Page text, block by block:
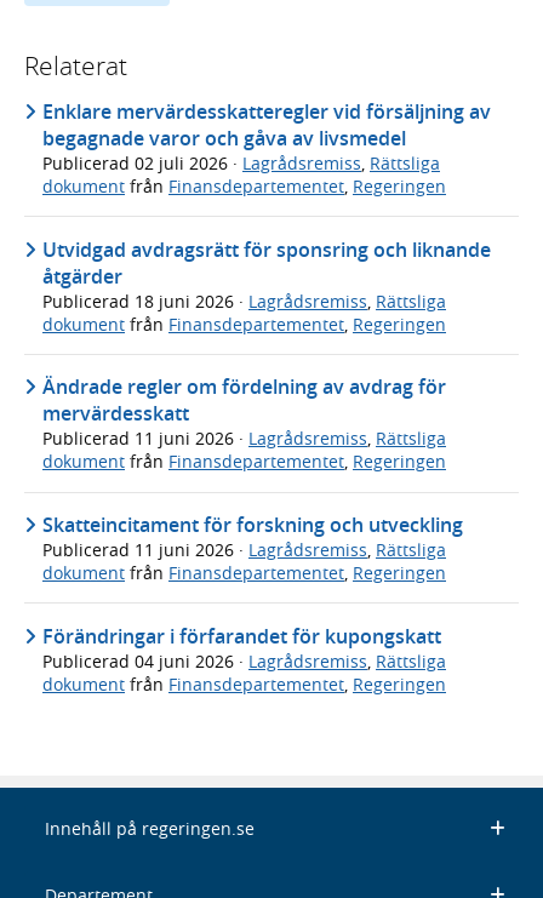
Relaterat
Enklare mervärdesskatteregler vid försäljning av
begagnade varor och gåva av livsmedel
Publicerad 02 juli 2026 · Lagrådsremiss, Rättsliga
dokument från Finansdepartementet, Regeringen
Utvidgad avdragsrätt för sponsring och liknande
åtgärder
Publicerad 18 juni 2026 · Lagrådsremiss Rättsliga
dokument från Finansdepartementet Regeringen
Ändrade regler om fördelning av avdrag för
mervärdesskatt
Publicerad 11 juni 2026 · Lagrådsremiss, Rättsliga
dokument från Finansdepartementet, Regeringen
Skatteincitament för forskning och utveckling
Publicerad 11 juni 2026 · Lagrådsremiss, Rättsliga
dokument från Finansdepartementet, Regeringen
Förändringar i förfarandet för kupongskatt
Publicerad 04 juni 2026 · Lagrådsremiss Rättsliga
dokument från Finansdepartementet Regeringen
Innehåll på regeringen.se